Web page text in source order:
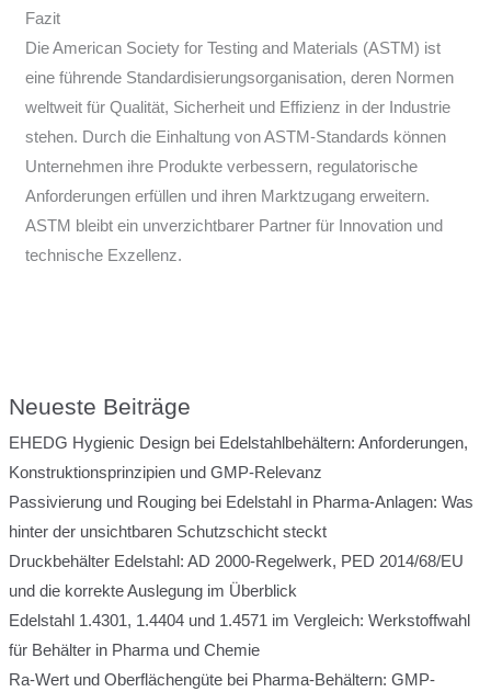
Fazit
Die American Society for Testing and Materials (ASTM) ist
eine führende Standardisierungsorganisation, deren Normen
weltweit für Qualität, Sicherheit und Effizienz in der Industrie
stehen. Durch die Einhaltung von ASTM-Standards können
Unternehmen ihre Produkte verbessern, regulatorische
Anforderungen erfüllen und ihren Marktzugang erweitern.
ASTM bleibt ein unverzichtbarer Partner für Innovation und
technische Exzellenz.
Neueste Beiträge
EHEDG Hygienic Design bei Edelstahlbehältern: Anforderungen,
Konstruktionsprinzipien und GMP-Relevanz
Passivierung und Rouging bei Edelstahl in Pharma-Anlagen: Was
hinter der unsichtbaren Schutzschicht steckt
Druckbehälter Edelstahl: AD 2000-Regelwerk, PED 2014/68/EU
und die korrekte Auslegung im Überblick
Edelstahl 1.4301, 1.4404 und 1.4571 im Vergleich: Werkstoffwahl
für Behälter in Pharma und Chemie
Ra-Wert und Oberflächengüte bei Pharma-Behältern: GMP-